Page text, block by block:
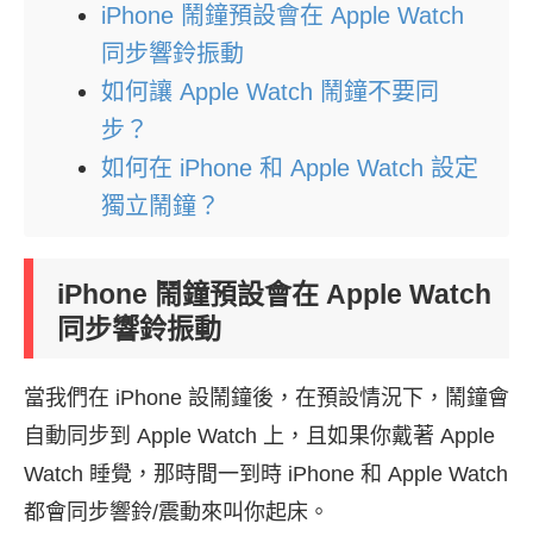
iPhone 鬧鐘預設會在 Apple Watch
同步響鈴振動
如何讓 Apple Watch 鬧鐘不要同
步？
如何在 iPhone 和 Apple Watch 設定
獨立鬧鐘？
iPhone 鬧鐘預設會在 Apple Watch
同步響鈴振動
當我們在 iPhone 設鬧鐘後，在預設情況下，鬧鐘會
自動同步到 Apple Watch 上，且如果你戴著 Apple
Watch 睡覺，那時間一到時 iPhone 和 Apple Watch
都會同步響鈴/震動來叫你起床。